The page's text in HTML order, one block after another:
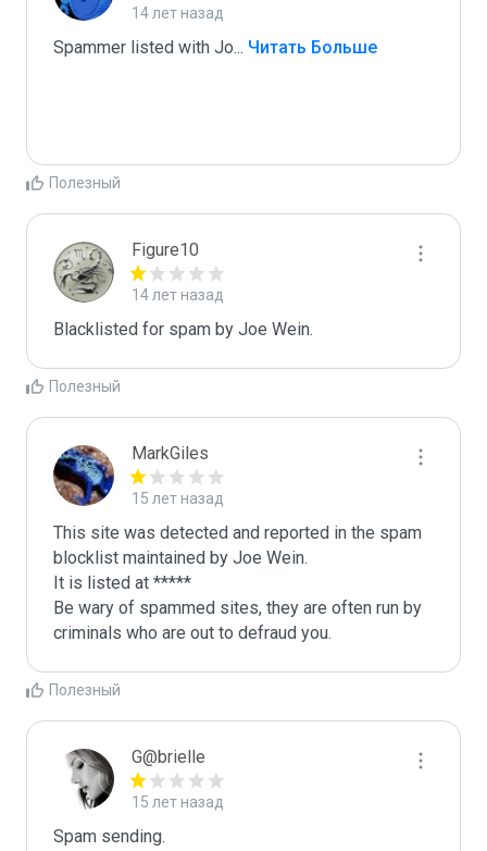
14 лет назад
Spammer listed with Jo... Читать Больше
Полезный
Figure10
14 лет назад
Blacklisted for spam by Joe Wein.
Полезный
MarkGiles
15 лет назад
This site was detected and reported in the spam
blocklist maintained by Joe Wein.
It is listed at *****
Be wary of spammed sites, they are often run by
criminals who are out to defraud you.
Полезный
G@brielle
15 лет назад
Spam sending.